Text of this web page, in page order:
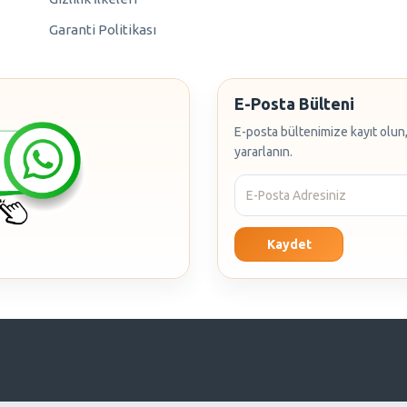
Garanti Politikası
E-Posta Bülteni
E-posta bültenimize kayıt
yararlanın.
Kaydet